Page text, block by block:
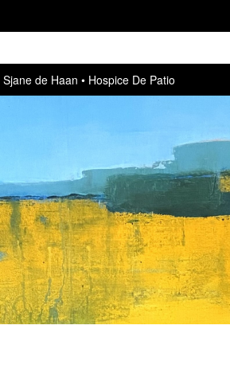
Sjane de Haan Hospice De Patio